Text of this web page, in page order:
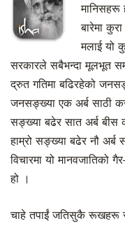
मानिसहरू
बारेमा
मलाई यो
सरकारले सबैभन्दा मूलभूत
द्रुत गतिमा बढिरहेको
जनसङ्ख्या एक अर्ब साठी
सङ्ख्या बढेर सात अर्ब
हाम्रो सङ्ख्या बढेर नौ अर्ब
विचारमा यो मानवजातिको
हो ।
चाहे तपाईं जतिसुकै रूखहरू